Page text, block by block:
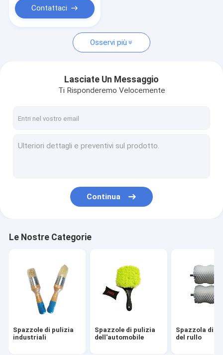
Notizia
Spazzole di pulizia dell'automobile
Spazzola di pulizia del rullo
Spazzola di pulizia del trapano elettrico
Spazzole metalliche di acciaio inossidabile
Spazzola di pulizia lunga del tubo
Contattaci
Osservi più
Lasciate Un Messaggio
Ti Risponderemo Velocemente
Continua
Le Nostre Categorie
Spazzole di pulizia
industriali
Spazzole di pulizia
dell'automobile
Spazzola di
del rullo